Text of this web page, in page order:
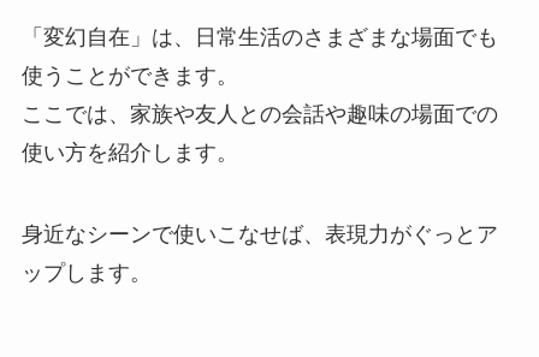
「変幻自在」は、日常生活のさまざまな場面でも
使うことができます。
ここでは、家族や友人との会話や趣味の場面での
使い方を紹介します。
身近なシーンで使いこなせば、表現力がぐっとア
ップします。